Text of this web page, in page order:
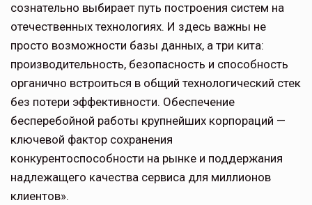
сознательно выбирает путь построения систем на
отечественных технологиях. И здесь важны не
просто возможности базы данных, а три кита:
производительность, безопасность и способность
органично встроиться в общий технологический стек
без потери эффективности. Обеспечение
бесперебойной работы крупнейших корпораций —
ключевой фактор сохранения
конкурентоспособности на рынке и поддержания
надлежащего качества сервиса для миллионов
клиентов».